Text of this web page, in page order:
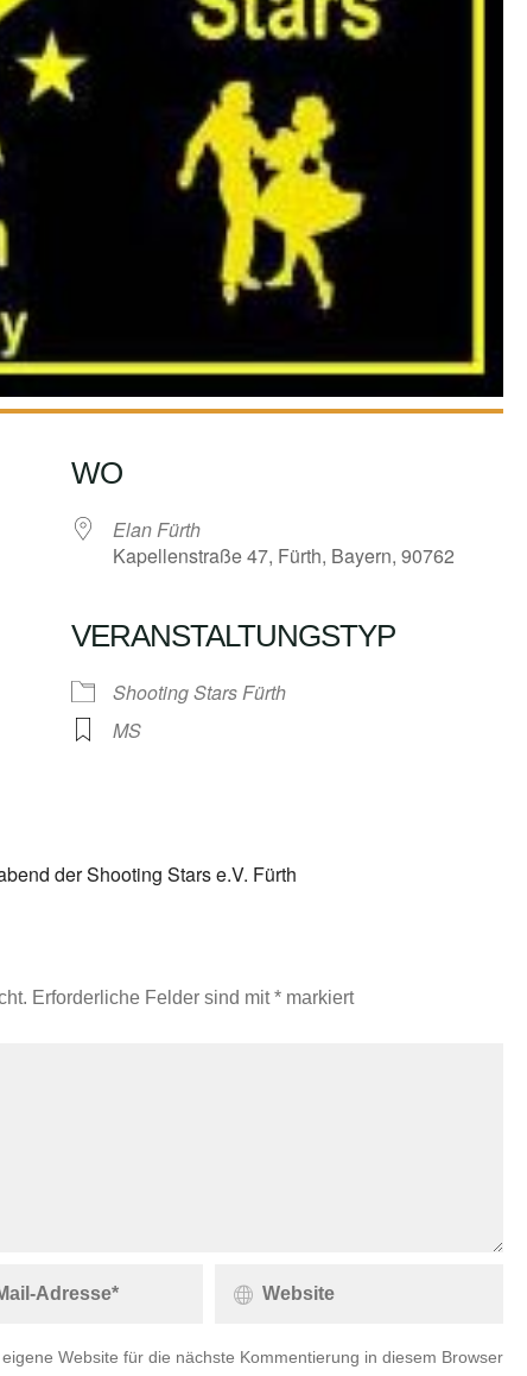
Google Kalender
WO
Elan Fürth
Kapellenstraße 47, Fürth, Bayern, 90762
VERANSTALTUNGSTYP
Shooting Stars Fürth
MS
der Shooting Stars e.V. Fürth
Erforderliche Felder sind mit* markiert
Website für die nächste Kommentierung in diesem Browser